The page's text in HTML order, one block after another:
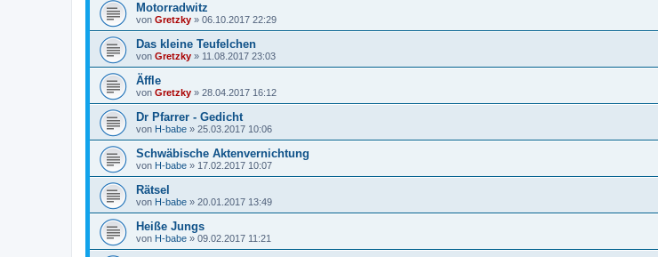
Motorradwitz
von Gretzky » 06.10.2017 22:29
Das kleine Teufelchen
von Gretzky » 11.08.2017 23:03
Äffle
von Gretzky » 28.04.2017 16:12
Dr Pfarrer - Gedicht
von H-babe » 25.03.2017 10:06
Schwäbische Aktenvernichtung
von H-babe » 17.02.2017 10:07
Rätsel
von H-babe » 20.01.2017 13:49
Heiße Jungs
von H-babe » 09.02.2017 11:21